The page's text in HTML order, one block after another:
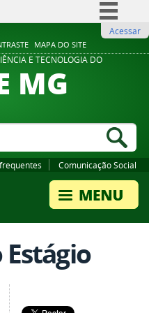
MAPA DO SITE
Comunica BR
Participe
Legislação
Acessar
E TECNOLOGIA DO
MG
Comunicação Social